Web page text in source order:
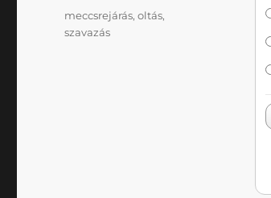
Címke
meccsrejárás,oltás,
szavazás